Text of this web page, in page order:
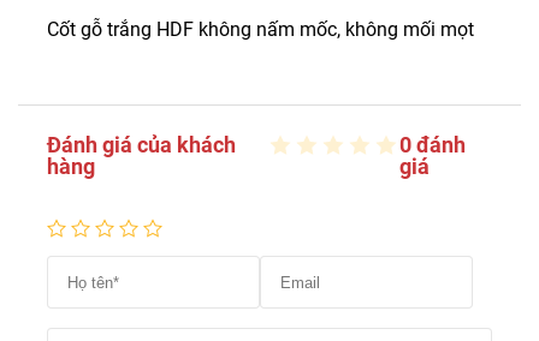
Cốt gỗ trắng HDF không nấm mốc, không mối mọt
Đánh giá của khách
hàng
0 đánh
giá